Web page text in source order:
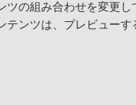
の組み合わせを変更し
ンツは、プレビューす